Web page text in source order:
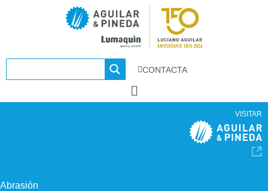
CONTACTA
VISITAR
Abrasión